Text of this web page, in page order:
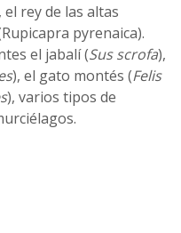
rey de las altas
pyrenaica).
el jabalí (Sus scrofa),
), el gato montés (Felis
), varios tipos de